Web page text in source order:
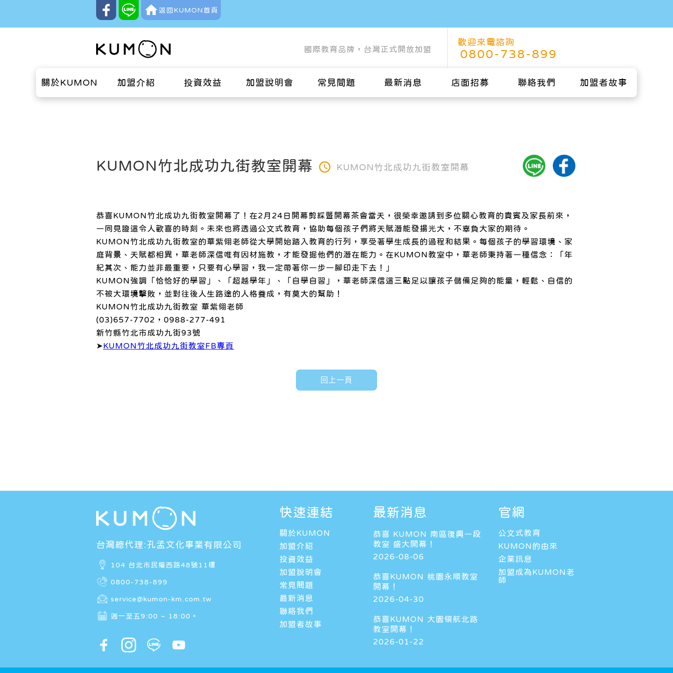
返回KUMON首頁
國際教育品牌，台灣正式開放加盟
歡迎來電諮詢
0800-738-899
關於KUMON 加盟介紹 投資效益 加盟說明會 常見問題 最新消息 店面招募 聯絡我們 加盟者故事
KUMON竹北成功九街教室開幕 KUMON竹北成功九街教室開幕
恭喜KUMON竹北成功九街教室開幕了！在2月24日開幕剪綵暨開幕茶會當天，很榮幸邀請到多位關心教育的貴賓及家長前來，
一同見證這令人歡喜的時刻。未來也將透過公文式教育，協助每個孩子們將天賦潛能發揚光大，不辜負大家的期待。
KUMON竹北成功九街教室的華紫翎老師從大學開始踏入教育的行列，享受著學生成長的過程和結果。每個孩子的學習環境、家
庭背景、天賦都相異，華老師深信唯有因材施教，才能發掘他們的潛在能力。在KUMON教室中，華老師秉持著一種信念：「年
紀其次、能力並非最重要，只要有心學習，我一定帶著你一步一腳印走下去！」
KUMON強調「恰恰好的學習」、「超越學年」、「自學自習」，華老師深信這三點足以讓孩子儲備足夠的能量，輕鬆、自信的
不被大環境擊敗，並對往後人生路途的人格養成，有莫大的幫助！
KUMON竹北成功九街教室 華紫翎老師
(03)657-7702，0988-277-491
新竹縣竹北市成功九街93號
➤KUMON竹北成功九街教室FB專頁
台灣總代理:孔孟文化事業有限公司
104 台北市民權西路48號11樓
0800-738-899
service@kumon-km.com.tw
週一至五9:00 ~ 18:00。
快速連結
關於KUMON
加盟介紹
投資效益
加盟說明會
常見問題
最新消息
聯絡我們
加盟者故事
最新消息
恭喜 KUMON 南區復興一段
教室 盛大開幕！
2026-08-06
恭喜KUMON 桃園永順教室
開幕！
2026-04-30
恭喜KUMON 大園領航北路
教室開幕！
2026-01-22
官網
公文式教育
KUMON的由來
企業訊息
加盟成為KUMON老
師